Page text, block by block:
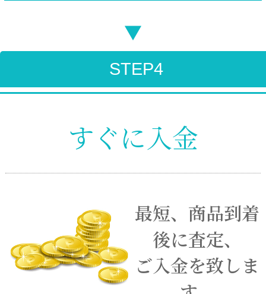
▼
STEP4
すぐに入金
最短、商品到着
後に査定、
ご入金を致しま